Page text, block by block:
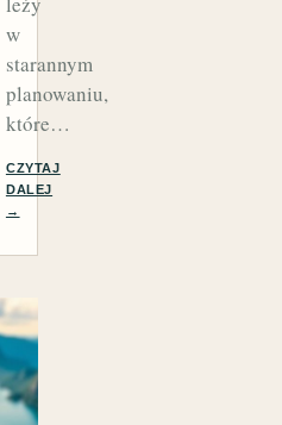
w
starannym
planowaniu,
które…
CZYTAJ
DALEJ
→